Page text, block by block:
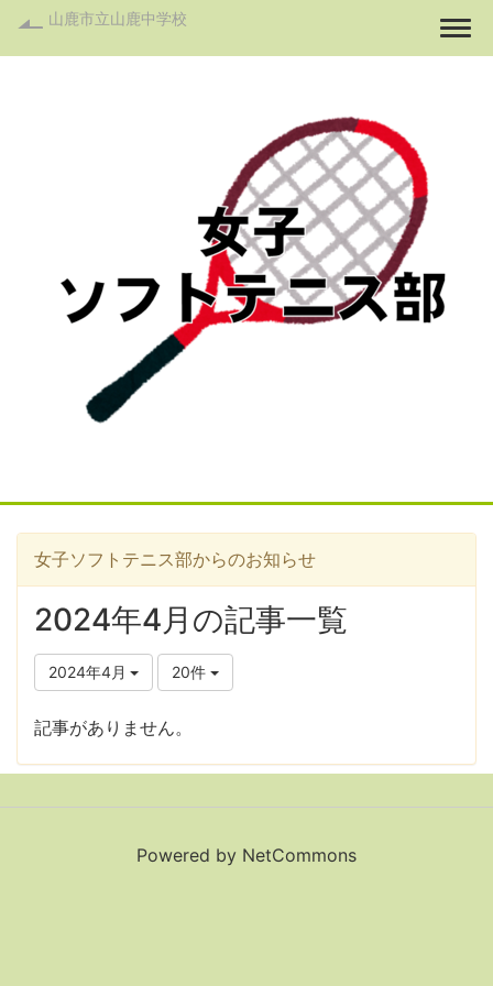
山鹿市立山鹿中学校
女子ソフトテニス部からのお知らせ
2024年4月の記事一覧
2024年4月 20件
記事がありません。
Powered by NetCommons